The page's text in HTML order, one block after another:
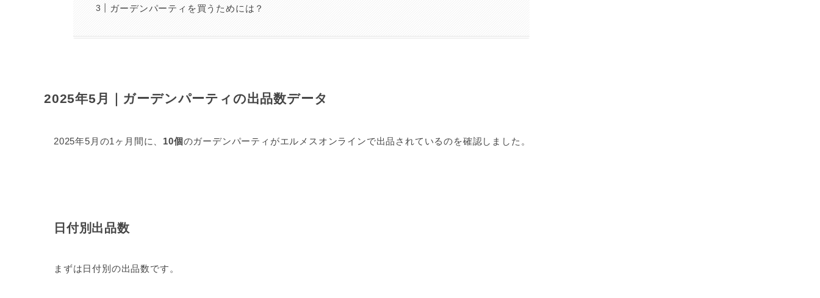
ガーデンパーティを買うためには？
2025年5月｜ガーデンパーティの出品数データ
2025年5月の1ヶ月間に、 10個のガーデンパーティがエルメスオンラインで出品されているのを確認しました。
日付別出品数
まずは日付別の出品数です。